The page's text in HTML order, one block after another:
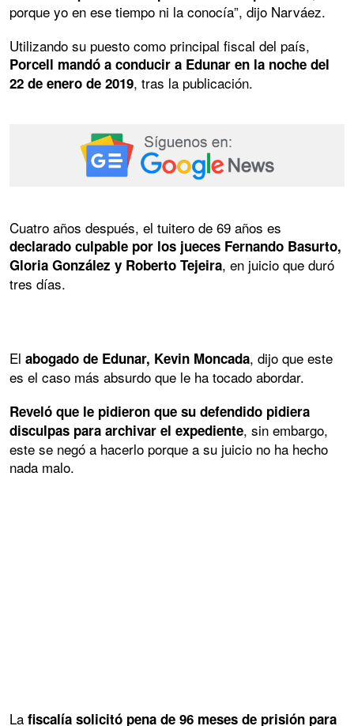
porque yo en ese tiempo ni la conocía”, dijo Narváez.
Utilizando su puesto como principal fiscal del país,
Porcell mandó a conducir a Edunar en la noche del
22 de enero de 2019, tras la publicación.
Cuatro años después, el tuitero de 69 años es
declarado culpable por los jueces Fernando Basurto,
Gloria González y Roberto Tejeira, en juicio que duró
tres días.
El abogado de Edunar, Kevin Moncada, dijo que este
es el caso más absurdo que le ha tocado abordar.
Reveló que le pidieron que su defendido pidiera
disculpas para archivar el expediente, sin embargo,
este se negó a hacerlo porque a su juicio no ha hecho
nada malo.
La fiscalía solicitó pena de 96 meses de prisión para